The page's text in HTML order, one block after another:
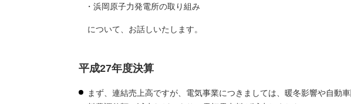
浜岡原子力発電所の取り組み
について、お話しいたします。
平成27年度決算
まず、連結売上高ですが、電気事業につきましては、暖冬影響や自動